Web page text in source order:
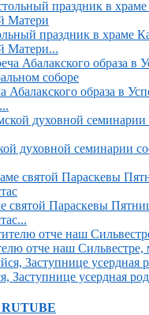
праздник в храме
Матери...
Абалакского образа в
духовной семинарии
святой Параскевы
отче наш Сильвестре,
Заступнице усердная